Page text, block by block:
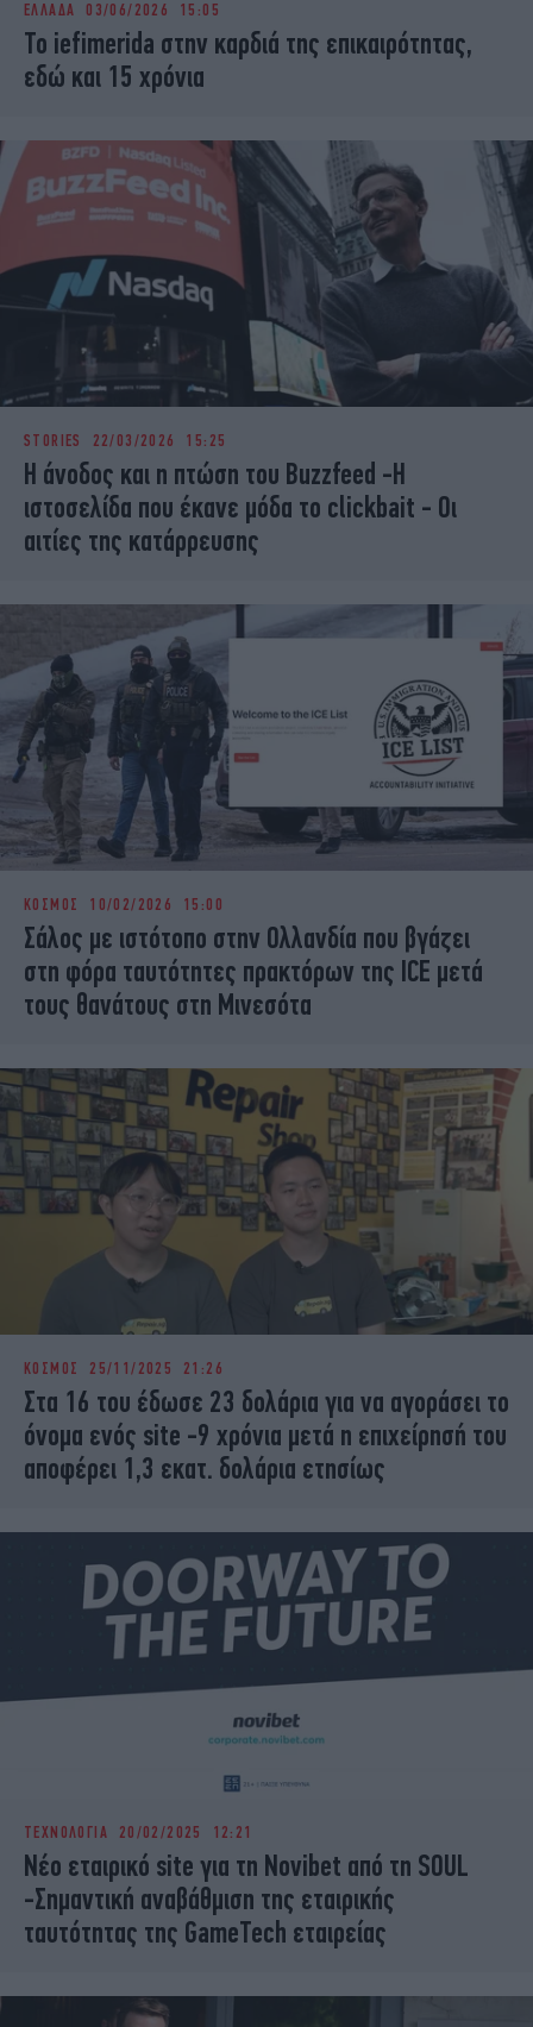
iBOOKS
OSCARS
THE OCEAN
MEDIA
NEWSLETTER
ΕΛΛΑΔΑ 03/06/2026 15:05
Το iefimerida στην καρδιά της επικαιρότητας,
εδώ και 15 χρόνια
STORIES 22/03/2026 15:25
Η άνοδος και η πτώση του Buzzfeed -Η
ιστοσελίδα που έκανε μόδα το clickbait - Οι
αιτίες της κατάρρευσης
ΚΟΣΜΟΣ 10/02/2026 15:00
Σάλος με ιστότοπο στην Ολλανδία που βγάζει
στη φόρα ταυτότητες πρακτόρων της ICΕ μετά
τους θανάτους στη Μινεσότα
ΚΟΣΜΟΣ 25/11/2025 21:26
Στα 16 του έδωσε 23 δολάρια για να αγοράσει το
όνομα ενός site -9 χρόνια μετά η επιχείρησή του
αποφέρει 1,3 εκατ. δολάρια ετησίως
ΤΕΧΝΟΛΟΓΙΑ 20/02/2025 12:21
Νέο εταιρικό site για τη Novibet από τη SOUL
-Σημαντική αναβάθμιση της εταιρικής
ταυτότητας της GameTech εταιρείας